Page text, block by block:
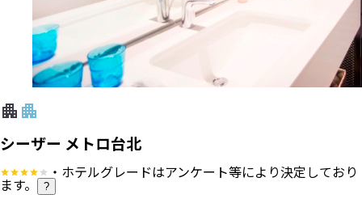
シーザー メトロ台北
・ホテルグレードはアンケート等により決定しており
ます。 ?